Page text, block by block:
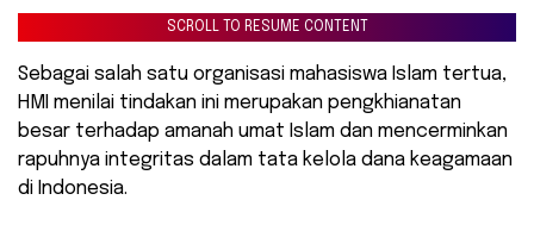
SCROLL TO RESUME CONTENT
Sebagai salah satu organisasi mahasiswa Islam tertua,
HMI menilai tindakan ini merupakan pengkhianatan
besar terhadap amanah umat Islam dan mencerminkan
rapuhnya integritas dalam tata kelola dana keagamaan
di Indonesia.